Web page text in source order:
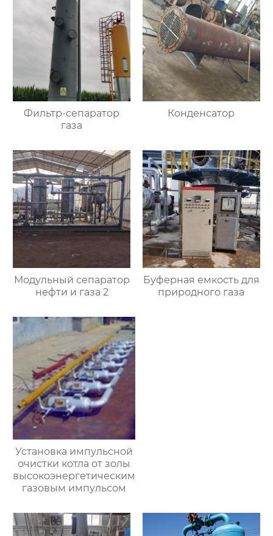
Фильтр-сепаратор
газа
Конденсатор
Модульный сепаратор
нефти и газа 2
Буферная емкость для
природного газа
Установка импульсной
очистки котла от золы
высокоэнергетическим
газовым импульсом